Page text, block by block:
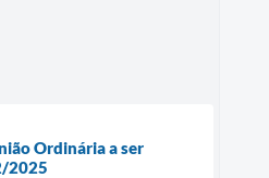
Ordinária a ser
2025